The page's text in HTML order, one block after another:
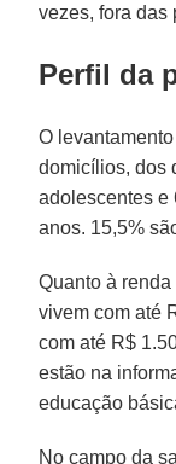
vezes, fora das
Perfil da
O
domicílios, dos
adolescentes e
anos. 15,5%
Quanto à
vivem com até
com até R$
estão na
educação
No campo da